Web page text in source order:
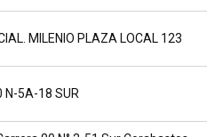
MILENIO PLAZA LOCAL 123
N-5A-18 SUR